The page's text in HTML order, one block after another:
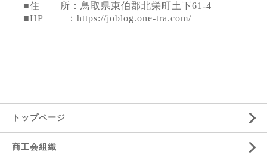
■住 所：鳥取県東伯郡北栄町土下61-4
■HP ： https://joblog.one-tra.com/
トップページ
商工会組織